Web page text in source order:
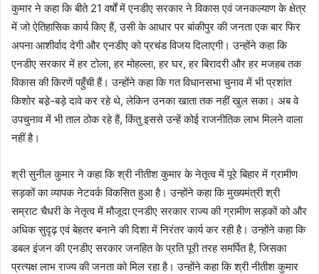
कुमार ने कहा कि बीते 21 वर्षों में एनडीए सरकार ने विकास एवं जनकल्याण के क्षेत्र
में जो ऐतिहासिक कार्य किए हैं, उसी के आधार पर बांकीपुर की जनता एक बार फिर
अपना आशीर्वाद देगी और एनडीए को प्रचंड विजय दिलाएगी। उन्होंने कहा कि
एनडीए सरकार में हर टोला, हर मोहल्ला, हर घर, हर बिरादरी और हर मजहब तक
विकास की किरणें पहुँची हैं। उन्होंने कहा कि गत विधानसभा चुनाव में भी प्रशांत
किशोर बडे़-बड़े दावे कर रहे थे, लेकिन उनका खाता तक नहीं खुल सका। अब वे
उपचुनाव में भी ताल ठोक रहे हैं, किंतु इससे उन्हें कोई राजनीतिक लाभ मिलने वाला
नहीं है।
श्री सुनील कुमार ने कहा कि श्री नीतीश कुमार के नेतृत्व में पूरे बिहार में ग्रामीण
सड़कों का व्यापक नेटवर्क विकसित हुआ है। उन्होंने कहा कि मुख्यमंत्री श्री
सम्राट चैधरी के नेतृत्व में मौजूदा एनडीए सरकार राज्य की ग्रामीण सड़कों को और
अधिक सुदृढ़ एवं बेहतर बनाने की दिशा में निरंतर कार्य कर रही है। उन्होंने कहा कि
डबल इंजन की एनडीए सरकार जनहित के प्रति पूरी तरह समर्पित है, जिसका
प्रत्यक्ष लाभ राज्य की जनता को मिल रहा है। उन्होंने कहा कि श्री नीतीश कुमार